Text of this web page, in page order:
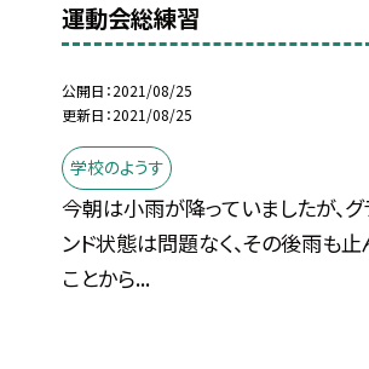
運動会総練習
公開日 2021/08/25
更新日 2021/08/25
学校のようす
今朝は小雨が降っていましたが、グ
ンド状態は問題なく、その後雨も止
ことから...